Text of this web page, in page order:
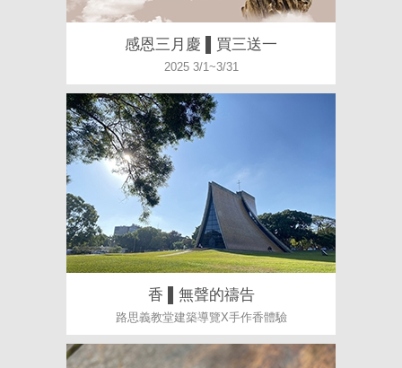
感恩三月慶 ▌買三送一
2025 3/1~3/31
香 ▌無聲的禱告
路思義教堂建築導覽X手作香體驗